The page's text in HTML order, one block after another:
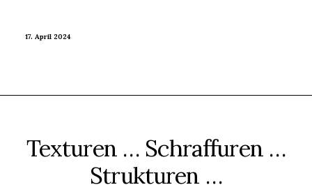
17. April 2024
Texturen … Schraffuren …
Strukturen …